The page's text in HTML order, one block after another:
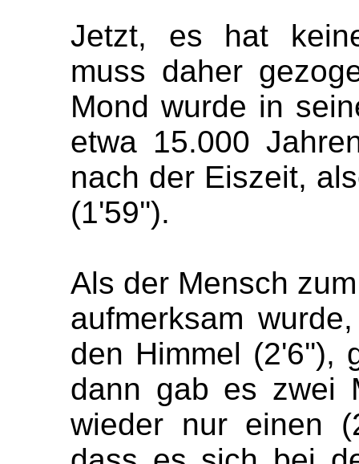
Jetzt, es hat
muss daher
Mond wurde in
etwa 15.000
nach der Eiszeit,
(1'59'').
Als der Mensch
aufmerksam
den Himmel (2'6''),
dann gab es zwei
wieder nur einen